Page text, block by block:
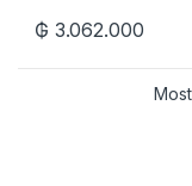
₲ 3.062.000